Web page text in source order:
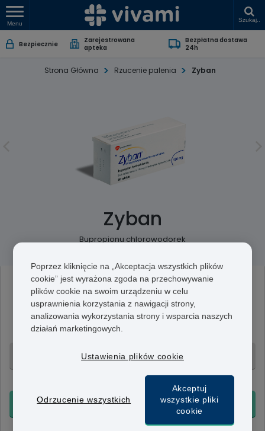
Menu
Szukaj..
Bezpiecznie
Zarejestrowana
apteka
Bezpłatna dostawa
24h
Strona Główna Rzucenie palenia Zyban
Zyban
Bupropionu chlorowodorek
Zyban rzucenie palenia
Zawiera 150 mg chlorowodorku bupropionu w
tabletkach o przedłużonym uwalnianiu.
60 tabletek - 765 zł
+ Bezpłatna dostawa 24h
KUP TERAZ
Poprzez kliknięcie na „Akceptacja wszystkich plików
cookie” jest wyrażona zgoda na przechowywanie
plików cookie na swoim urządzeniu w celu
usprawnienia korzystania z nawigacji strony,
analizowania wykorzystania strony i wsparcia naszych
działań marketingowych.
Ustawienia plików cookie
Odrzucenie wszystkich
Akceptuj
wszystkie pliki
cookie